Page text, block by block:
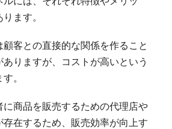
ます。
客との直接的な関係を作ること
りますが、コストが高いという
。
に商品を販売するための代理店や
存在するため、販売効率が向上す